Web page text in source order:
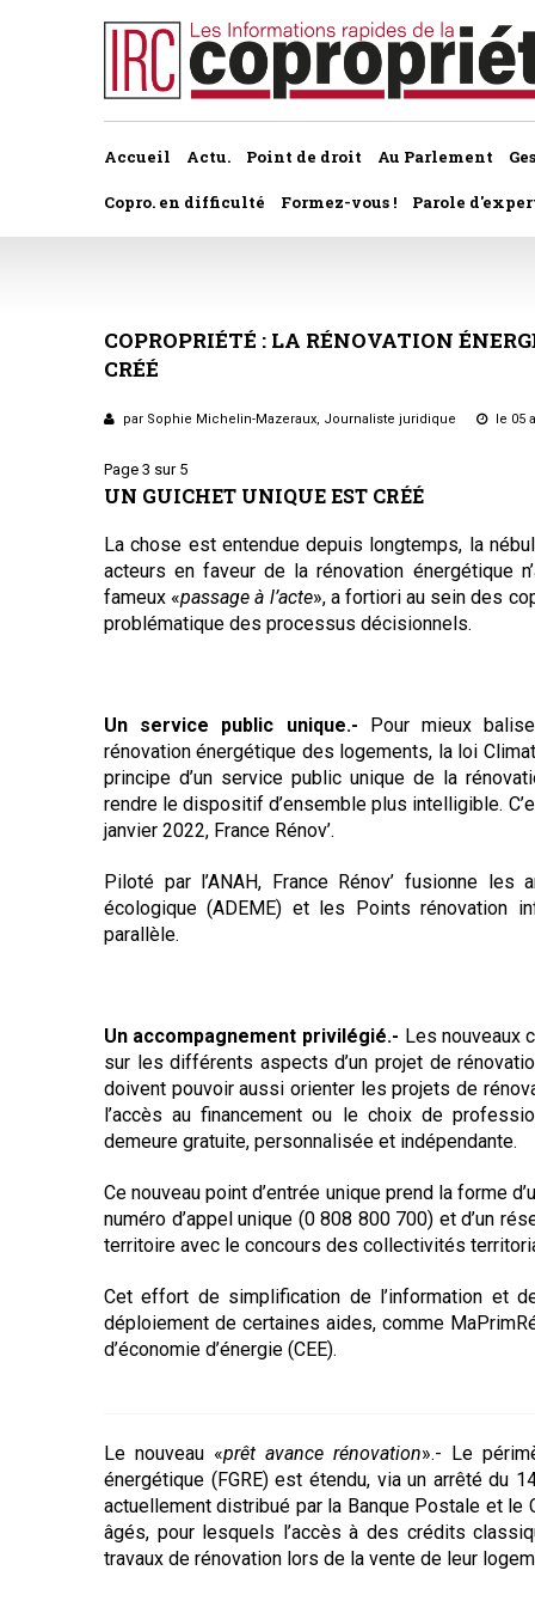
Accueil Actu.
Marché de l’immobilier
Point de droit Au Parlement
Association syndicale de
Assemblée générale
Application du statut
Bail d'habitation
Charges
Contentieux
Convocations
Vote des résolutions
Règles de majorité
Contestation
Copro. en difficulté Formez-vous ! Parole
COPROPRIÉTÉ : LA RÉNOVATION
CRÉÉ
par Sophie Michelin-Mazeraux, Journaliste juridique le 05
Page 3 sur 5
UN GUICHET UNIQUE EST CRÉÉ
La chose est entendue depuis longtemps, la
acteurs en faveur de la rénovation énergétique
fameux «passage à l’acte», a fortiori au sein des
problématique des processus décisionnels.
Un service public unique.- Pour mieux
rénovation énergétique des logements, la loi
principe d’un service public unique de la
rendre le dispositif d’ensemble plus intelligible.
janvier 2022, France Rénov’.
Piloté par l’ANAH, France Rénov’ fusionne
écologique (ADEME) et les Points rénovation
parallèle.
Un accompagnement privilégié.- Les nouveaux
sur les différents aspects d’un projet de
doivent pouvoir aussi orienter les projets de
l’accès au financement ou le choix de
demeure gratuite, personnalisée et indépendante.
Ce nouveau point d’entrée unique prend la forme
numéro d’appel unique (0 808 800 700) et d’un
territoire avec le concours des collectivités
Cet effort de simplification de l’information et
déploiement de certaines aides, comme
d’économie d’énergie (CEE).
Le nouveau «prêt avance rénovation».- Le
énergétique (FGRE) est étendu, via un arrêté du
actuellement distribué par la Banque Postale et
âgés, pour lesquels l’accès à des crédits
travaux de rénovation lors de la vente de leur